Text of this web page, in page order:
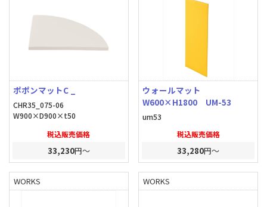
ポポンマットC _
CHR35_075-06
W900×D900×t50
税込販売価格
33,230円～
ウォールマット
W600×H1800 UM-53
um53
税込販売価格
33,280円～
WORKS WORKS